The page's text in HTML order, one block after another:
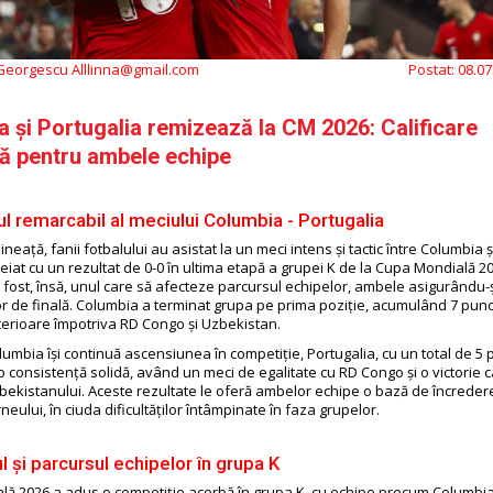
Alllinna@gmail.com Postat:
și Portugalia remizează la CM 2026: Calificare
pentru ambele echipe
remarcabil al meciului Columbia - Portugalia
fanii fotbalului au asistat la un meci intens și tactic între Columbia
cu un rezultat de 0-0 în ultima etapă a grupei K de la Cupa Mondială
însă, unul care să afecteze parcursul echipelor, ambele asigurându-
de finală. Columbia a terminat grupa pe prima poziție, acumulând 7
împotriva RD Congo și Uzbekistan.
își continuă ascensiunea în competiție, Portugalia, cu un total de 5
consistență solidă, având un meci de egalitate cu RD Congo și o victorie
Aceste rezultate le oferă ambelor echipe o bază de
în ciuda dificultăților întâmpinate în faza grupelor.
și parcursul echipelor în grupa K